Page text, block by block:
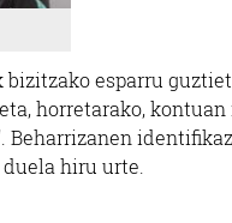
esparru
horretarako,
Beharrizanen
hiru urte.